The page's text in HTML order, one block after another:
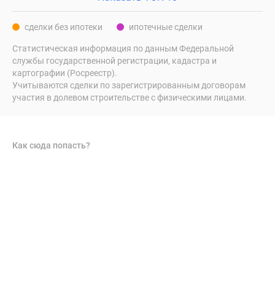
сделки без ипотеки ипотечные сделки
Статистическая информация по данным Федеральной
службы государственной регистрации, кадастра и
картографии (Росреестр).
Учитываются сделки по зарегистрированным договорам
участия в долевом строительстве с физическими лицами.
Как сюда попасть?